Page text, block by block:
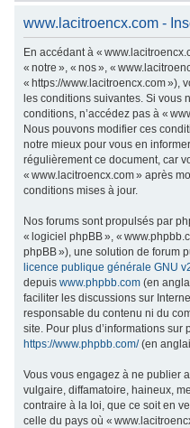
www.lacitroencx.com -
En accédant à «
« notre », « nos », «
« https://www.lacitroencx.com »),
les conditions suivantes. Si vous
conditions, n’accédez pas à «
Nous pouvons modifier ces
notre mieux pour vous en
régulièrement ce document, car
« www.lacitroencx.com » après
conditions mises à jour.
Nos forums sont propulsés par
« logiciel phpBB », «
phpBB »), une solution de forum
licence publique générale GNU
depuiswww.phpbb.com (en
faciliter les discussions sur
responsable du contenu ni du
site. Pour plus d’informations sur
https://www.phpbb.com/(en
Vous vous engagez à ne publier
vulgaire, diffamatoire, haineux,
contraire à la loi, que ce soit en
celle du pays où «